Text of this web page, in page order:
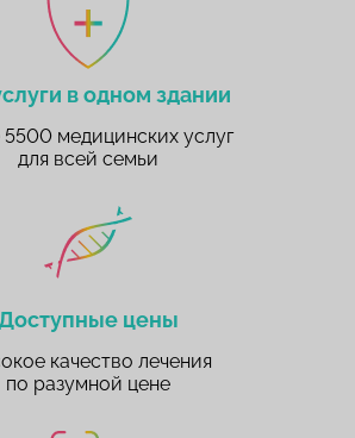
в одном здании
5500 медицинских услуг
для всей семьи
цены
качество лечения
по разумной цене